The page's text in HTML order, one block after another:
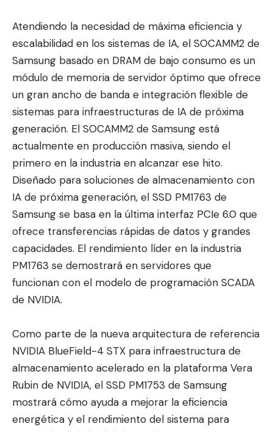
Atendiendo la necesidad de máxima eficiencia y
escalabilidad en los sistemas de IA, el SOCAMM2 de
Samsung basado en DRAM de bajo consumo es un
módulo de memoria de servidor óptimo que ofrece
un gran ancho de banda e integración flexible de
sistemas para infraestructuras de IA de próxima
generación. El SOCAMM2 de Samsung está
actualmente en producción masiva, siendo el
primero en la industria en alcanzar ese hito.
Diseñado para soluciones de almacenamiento con
IA de próxima generación, el SSD PM1763 de
Samsung se basa en la última interfaz PCIe 6.0 que
ofrece transferencias rápidas de datos y grandes
capacidades. El rendimiento líder en la industria
PM1763 se demostrará en servidores que
funcionan con el modelo de programación SCADA
de NVIDIA.
Como parte de la nueva arquitectura de referencia
NVIDIA BlueField-4 STX para infraestructura de
almacenamiento acelerado en la plataforma Vera
Rubin de NVIDIA, el SSD PM1753 de Samsung
mostrará cómo ayuda a mejorar la eficiencia
energética y el rendimiento del sistema para